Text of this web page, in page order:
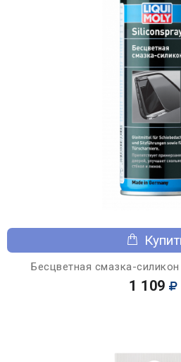
Бесцветная смазка-
1 109